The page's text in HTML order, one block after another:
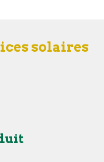
solaires